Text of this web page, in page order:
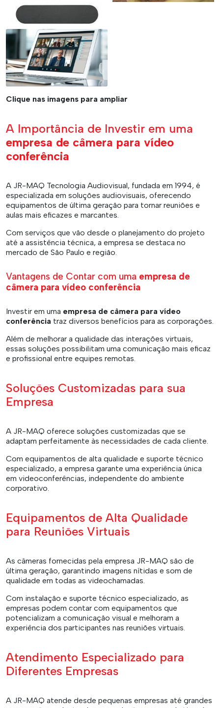
Clique nas imagens para ampliar
A Importância de Investir em uma
empresa de câmera para vídeo
conferência
A JR-MAQ Tecnologia Audiovisual, fundada em 1994, é
especializada em soluções audiovisuais, oferecendo
equipamentos de última geração para tornar reuniões e
aulas mais eficazes e marcantes.
Com serviços que vão desde o planejamento do projeto
até a assistência técnica, a empresa se destaca no
mercado de São Paulo e região.
Vantagens de Contar com uma empresa de
câmera para vídeo conferência
Investir em uma empresa de câmera para vídeo
conferência traz diversos benefícios para as corporações.
Além de melhorar a qualidade das interações virtuais,
essas soluções possibilitam uma comunicação mais eficaz
e profissional entre equipes remotas.
Soluções Customizadas para sua
Empresa
A JR-MAQ oferece soluções customizadas que se
adaptam perfeitamente às necessidades de cada cliente.
Com equipamentos de alta qualidade e suporte técnico
especializado, a empresa garante uma experiência única
em videoconferências, independente do ambiente
corporativo.
Equipamentos de Alta Qualidade
para Reuniões Virtuais
As câmeras fornecidas pela empresa JR-MAQ são de
última geração, garantindo imagens nítidas e som de
qualidade em todas as videochamadas.
Com instalação e suporte técnico especializado, as
empresas podem contar com equipamentos que
potencializam a comunicação visual e melhoram a
experiência dos participantes nas reuniões virtuais.
Atendimento Especializado para
Diferentes Empresas
A JR-MAQ atende desde pequenas empresas até grandes